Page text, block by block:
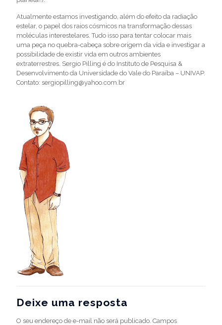
Atualmente estamos investigando, além do efeito da radiação
estelar, o papel dos raios cósmicos na transformação dessas
moléculas interestelares. Tudo isso para tentar colocar mais
uma peça no quebra-cabeça sobre origem da vida e investigar a
possibilidade de existir vida em outros ambientes
extraterrestres. Sergio Pilling é do Instituto de Pesquisa &
Desenvolvimento da Universidade do Vale do Paraíba – UNIVAP.
Contato: sergiopilling@yahoo.com.br
Deixe uma resposta
O seu endereço de e-mail não será publicado. Campos